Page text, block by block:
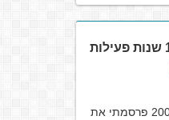
לא רלוונטי חוגג 14 שנות פעילות
בשלושים באוקטובר 2002 פרסמתי את